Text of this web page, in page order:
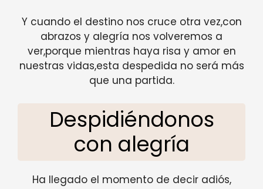
Y cuando el destino nos cruce otra vez,con
abrazos y alegría nos volveremos a
ver,porque mientras haya risa y amor en
nuestras vidas,esta despedida no será más
que una partida.
Despidiéndonos
con alegría
Ha llegado el momento de decir adiós,